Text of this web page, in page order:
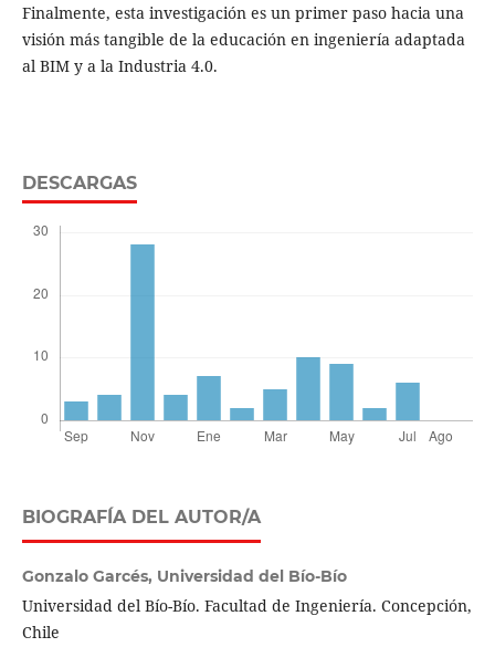
Finalmente, esta investigación es un primer paso hacia una
visión más tangible de la educación en ingeniería adaptada
al BIM y a la Industria 4.0.
DESCARGAS
BIOGRAFÍA DEL AUTOR/A
Gonzalo Garcés, Universidad del Bío-Bío
Universidad del Bío-Bío. Facultad de Ingeniería. Concepción,
Chile